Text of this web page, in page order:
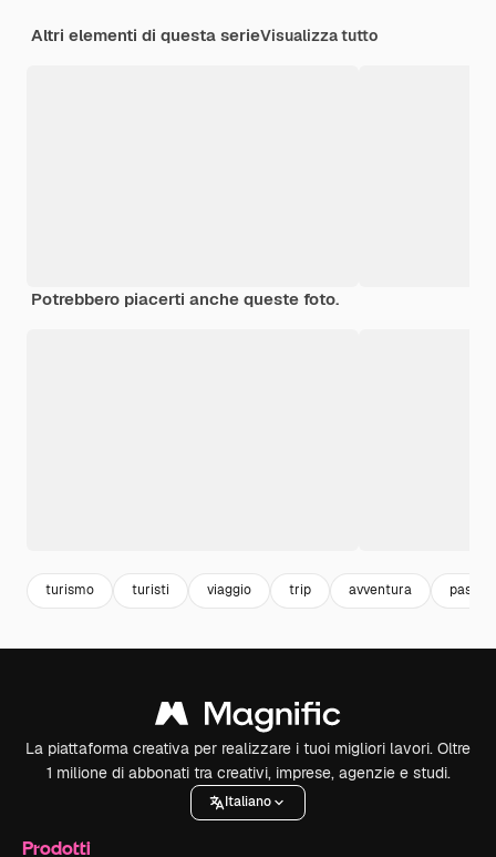
Altri elementi di questa serieVisualizza tutto
Potrebbero piacerti anche queste foto.
turismo turisti viaggio trip avventura
La piattaforma creativa per realizzare i tuoi migliori lavori. Oltre
1 milione di abbonati tra creativi, imprese, agenzie e studi.
Italiano
Prodotti